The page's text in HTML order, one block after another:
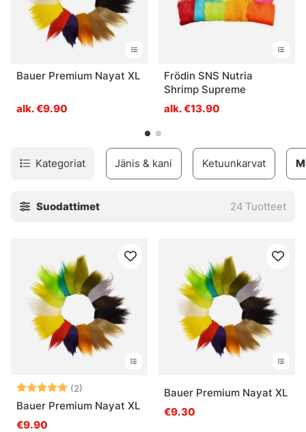
Bauer Premium Nayat XL
alk. €9.90
Frödin SNS Nutria
Shrimp Supreme
alk. €13.90
Kategoriat Jänis & kani Ketuunkarvat
Suodattimet 24 Tuotteet
Arvio: (2)
5.0 5:sta tähdestä
Bauer Premium Nayat XL
€9.90
Bauer Premium Nayat XL
€9.30